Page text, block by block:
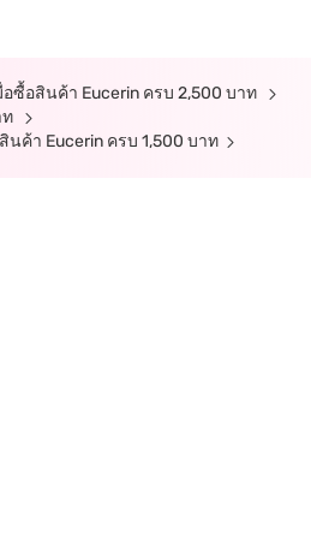
อซื้อสินค้า Eucerin ครบ 2,500 บาท
ท
นค้า Eucerin ครบ 1,500 บาท